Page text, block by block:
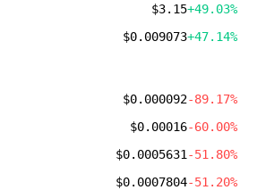
$3.15+49.03%
$0.009073+47.14%
$0.000092-89.17%
$0.00016-60.00%
$0.0005631 -51.80%
$0.0007804-51.20%